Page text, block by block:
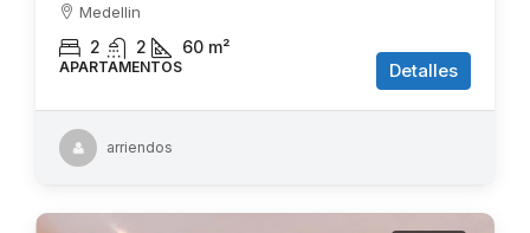
Medellin
2 2 60 m²
APARTAMENTOS Detalles
arriendos